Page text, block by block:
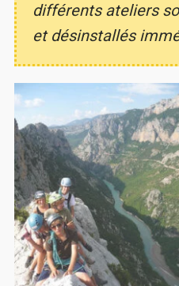
différents ateliers
et désinstallés